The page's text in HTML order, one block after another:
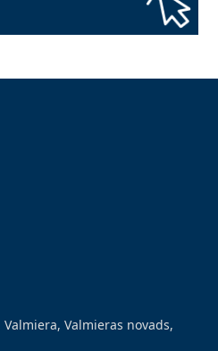
Valmieras novads,